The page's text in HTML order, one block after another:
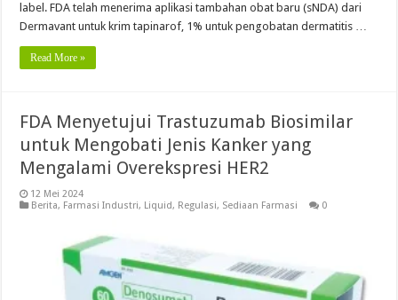
label. FDA telah menerima aplikasi tambahan obat baru (sNDA) dari
Dermavant untuk krim tapinarof, 1% untuk pengobatan dermatitis …
Read More »
FDA Menyetujui Trastuzumab Biosimilar
untuk Mengobati Jenis Kanker yang
Mengalami Overekspresi HER2
12 Mei 2024
Berita, Farmasi Industri, Liquid, Regulasi, Sediaan Farmasi 0